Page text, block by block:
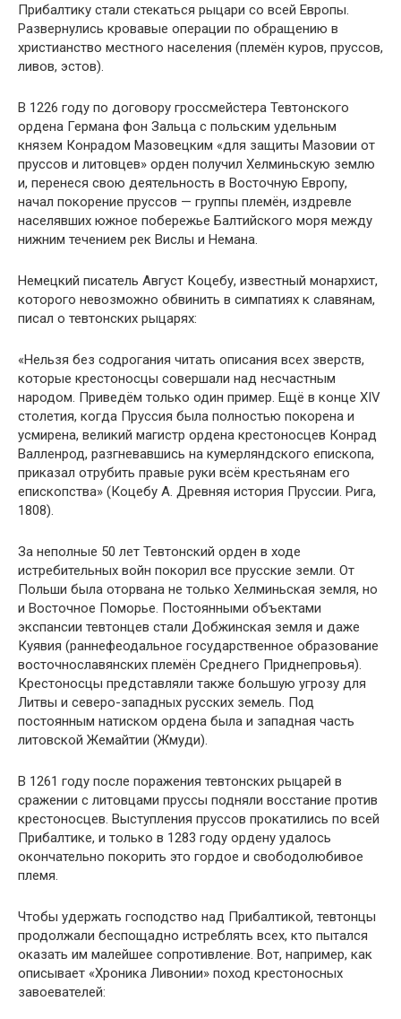
Прибалтику стали стекаться рыцари со всей Европы.
Развернулись кровавые операции по обращению в
христианство местного населения (племён куров, пруссов,
ливов, эстов).
В 1226 году по договору гроссмейстера Тевтонского
ордена Германа фон Зальца с польским удельным
князем Конрадом Мазовецким «для защиты Мазовии от
пруссов и литовцев» орден получил Хелминьскую землю
и, перенеся свою деятельность в Восточную Европу,
начал покорение пруссов — группы племён, издревле
населявших южное побережье Балтийского моря между
нижним течением рек Вислы и Немана.
Немецкий писатель Август Коцебу, известный монархист,
которого невозможно обвинить в симпатиях к славянам,
писал о тевтонских рыцарях:
«Нельзя без содрогания читать описания всех зверств,
которые крестоносцы совершали над несчастным
народом. Приведём только один пример. Ещё в конце XIV
столетия, когда Пруссия была полностью покорена и
усмирена, великий магистр ордена крестоносцев Конрад
Валленрод, разгневавшись на кумерляндского епископа,
приказал отрубить правые руки всём крестьянам его
епископства» (Коцебу А. Древняя история Пруссии. Рига,
1808).
За неполные 50 лет Тевтонский орден в ходе
истребительных войн покорил все прусские земли. От
Польши была оторвана не только Хелминьская земля, но
и Восточное Поморье. Постоянными объектами
экспансии тевтонцев стали Добжинская земля и даже
Куявия (раннефеодальное государственное образование
восточнославянских племён Среднего Приднепровья).
Крестоносцы представляли также большую угрозу для
Литвы и северо-западных русских земель. Под
постоянным натиском ордена была и западная часть
литовской Жемайтии (Жмуди).
В 1261 году после поражения тевтонских рыцарей в
сражении с литовцами пруссы подняли восстание против
крестоносцев. Выступления пруссов прокатились по всей
Прибалтике, и только в 1283 году ордену удалось
окончательно покорить это гордое и свободолюбивое
племя.
Чтобы удержать господство над Прибалтикой, тевтонцы
продолжали беспощадно истреблять всех, кто пытался
оказать им малейшее сопротивление. Вот, например, как
описывает «Хроника Ливонии» поход крестоносных
завоевателей: